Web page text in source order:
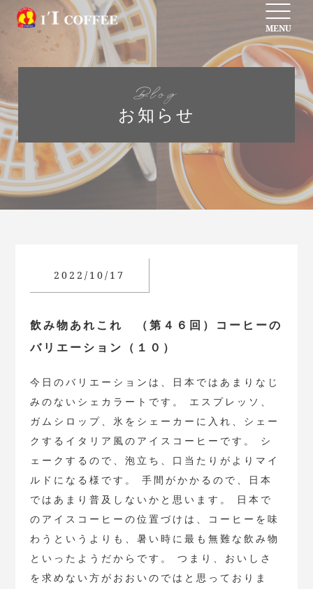
MENU
Blog
お知らせ
2022/10/17
飲み物あれこれ （第４６回）コーヒーの
バリエーション（１０）
今日のバリエーションは、日本ではあまりなじ
みのないシェカラートです。 エスプレッソ、
ガムシロップ、氷をシェーカーに入れ、シェー
クするイタリア風のアイスコーヒーです。 シ
ェークするので、泡立ち、口当たりがよりマイ
ルドになる様です。 手間がかかるので、日本
ではあまり普及しないかと思います。 日本で
のアイスコーヒーの位置づけは、コーヒーを味
わうというよりも、暑い時に最も無難な飲み物
といったようだからです。 つまり、おいしさ
を求めない方がおおいのではと思っておりま